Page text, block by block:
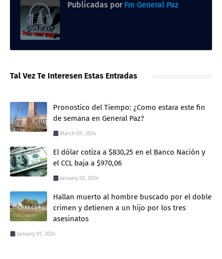
Publicadas por Fm General Paz
Tal Vez Te Interesen Estas Entradas
Pronostico del Tiempo: ¿Como estara este fin
de semana en General Paz?
March 09, 2024
El dólar cotiza a $830,25 en el Banco Nación y
el CCL baja a $970,06
January 02, 2024
Hallan muerto al hombre buscado por el doble
crimen y detienen a un hijo por los tres
asesinatos
January 01, 2024